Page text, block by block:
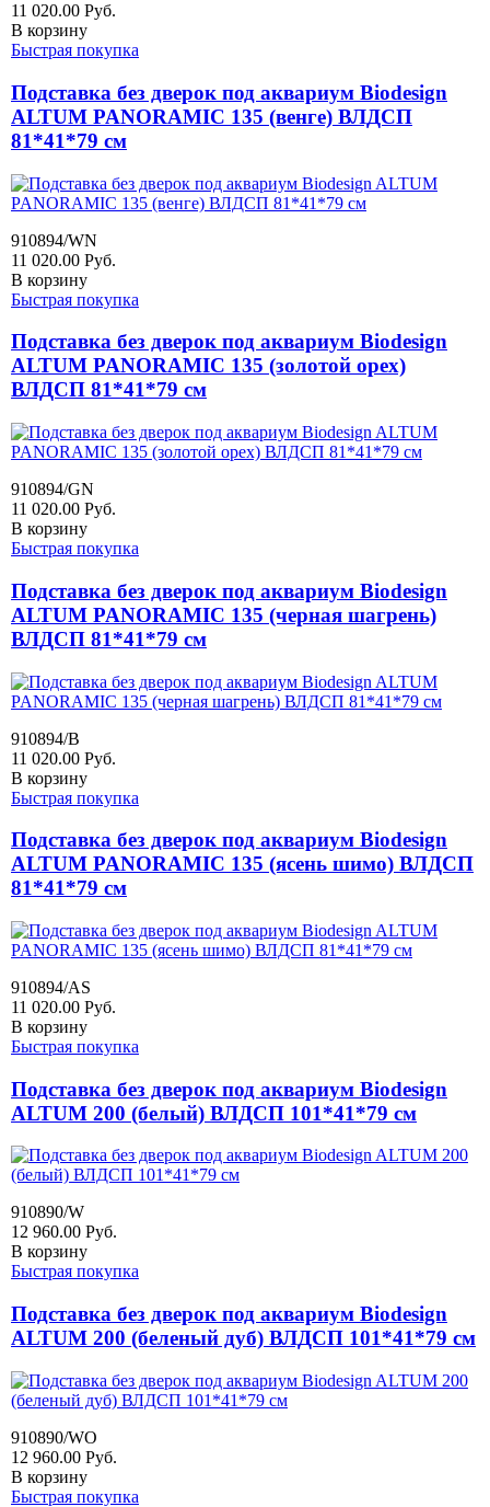
11 020.00 Руб.
В корзину
Быстрая покупка
Подставка без дверок под аквариум Biodesign
ALTUM PANORAMIC 135 (венге) ВЛДСП
81*41*79 см
910894/WN
11 020.00 Руб.
В корзину
Быстрая покупка
Подставка без дверок под аквариум Biodesign
ALTUM PANORAMIC 135 (золотой орех)
ВЛДСП 81*41*79 см
910894/GN
11 020.00 Руб.
В корзину
Быстрая покупка
Подставка без дверок под аквариум Biodesign
ALTUM PANORAMIC 135 (черная шагрень)
ВЛДСП 81*41*79 см
910894/B
11 020.00 Руб.
В корзину
Быстрая покупка
Подставка без дверок под аквариум Biodesign
ALTUM PANORAMIC 135 (ясень шимо) ВЛДСП
81*41*79 см
910894/AS
11 020.00 Руб.
В корзину
Быстрая покупка
Подставка без дверок под аквариум Biodesign
ALTUM 200 (белый) ВЛДСП 101*41*79 см
910890/W
12 960.00 Руб.
В корзину
Быстрая покупка
Подставка без дверок под аквариум Biodesign
ALTUM 200 (беленый дуб) ВЛДСП 101*41*79 см
910890/WO
12 960.00 Руб.
В корзину
Быстрая покупка